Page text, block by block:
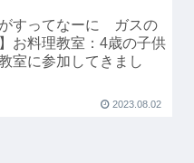
すってなーに ガスの
お料理教室：4歳の子供
室に参加してきまし
2023.08.02